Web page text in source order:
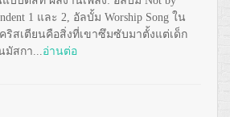
1 และ 2, อัลบั้ม Worship Song ใน
ริสเตียนคือสิ่งที่เขาซึมซับมาตั้งแต่เด็ก
มัสกา...อ่านต่อ